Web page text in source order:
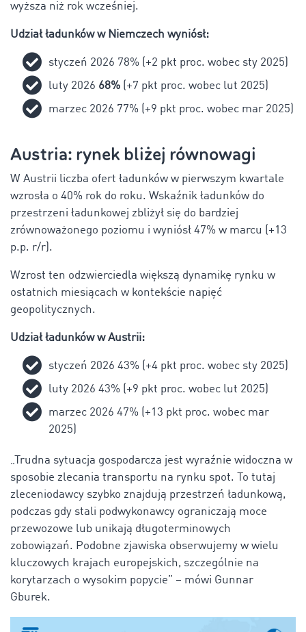
wyższa niż rok wcześniej.
Udział ładunków w Niemczech wyniósł:
styczeń 2026 78% (+2 pkt proc. wobec sty 2025)
luty 2026 68% (+7 pkt proc. wobec lut 2025)
marzec 2026 77% (+9 pkt proc. wobec mar 2025)
Austria: rynek bliżej równowagi
W Austrii liczba ofert ładunków w pierwszym kwartale
wzrosła o 40% rok do roku. Wskaźnik ładunków do
przestrzeni ładunkowej zbliżył się do bardziej
zrównoważonego poziomu i wyniósł 47% w marcu (+13
p.p. r/r).
Wzrost ten odzwierciedla większą dynamikę rynku w
ostatnich miesiącach w kontekście napięć
geopolitycznych.
Udział ładunków w Austrii:
styczeń 2026 43% (+4 pkt proc. wobec sty 2025)
luty 2026 43% (+9 pkt proc. wobec lut 2025)
marzec 2026 47% (+13 pkt proc. wobec mar
2025)
„Trudna sytuacja gospodarcza jest wyraźnie widoczna w
sposobie zlecania transportu na rynku spot. To tutaj
zleceniodawcy szybko znajdują przestrzeń ładunkową,
podczas gdy stali podwykonawcy ograniczają moce
przewozowe lub unikają długoterminowych
zobowiązań. Podobne zjawiska obserwujemy w wielu
kluczowych krajach europejskich, szczególnie na
korytarzach o wysokim popycie” – mówi Gunnar
Gburek.